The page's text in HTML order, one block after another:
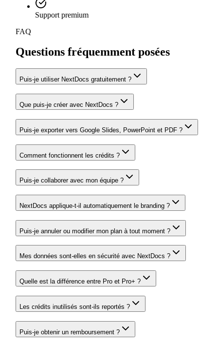
Support premium
FAQ
Questions fréquemment posées
Puis-je utiliser NextDocs gratuitement ?
Que puis-je créer avec NextDocs ?
Puis-je exporter vers Google Slides, PowerPoint et PDF ?
Comment fonctionnent les crédits ?
Puis-je collaborer avec mon équipe ?
NextDocs applique-t-il automatiquement le branding ?
Puis-je annuler ou modifier mon plan à tout moment ?
Mes données sont-elles en sécurité avec NextDocs ?
Quelle est la différence entre Pro et Pro+ ?
Les crédits inutilisés sont-ils reportés ?
Puis-je obtenir un remboursement ?